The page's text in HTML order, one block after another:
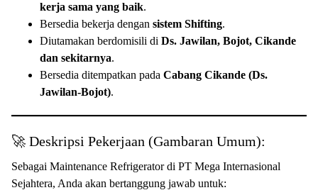
kerja sama yang baik.
Bersedia bekerja dengan sistem Shifting.
Diutamakan berdomisili di Ds. Jawilan, Bojot, Cikande
dan sekitarnya.
Bersedia ditempatkan pada Cabang Cikande (Ds.
Jawilan-Bojot).
🚀 Deskripsi Pekerjaan (Gambaran Umum):
Sebagai Maintenance Refrigerator di PT Mega Internasional
Sejahtera, Anda akan bertanggung jawab untuk: